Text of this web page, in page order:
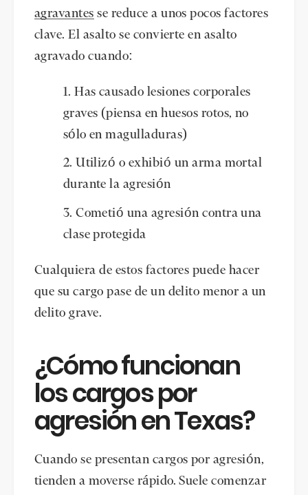
agravantes se reduce a unos pocos factores
clave. El asalto se convierte en asalto
agravado cuando:
Has causado lesiones corporales
graves (piensa en huesos rotos, no
sólo en magulladuras)
Utilizó o exhibió un arma mortal
durante la agresión
Cometió una agresión contra una
clase protegida
Cualquiera de estos factores puede hacer
que su cargo pase de un delito menor a un
delito grave.
¿Cómo funcionan
los cargos por
agresión en Texas?
Cuando se presentan cargos por agresión,
tienden a moverse rápido. Suele comenzar